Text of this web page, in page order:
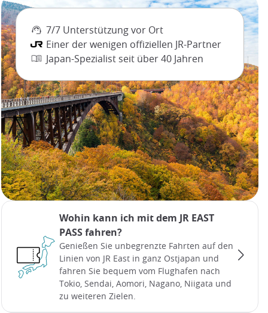
7/7 Unterstützung vor Ort
Einer der wenigen offiziellen JR-Partner
Japan-Spezialist seit über 40 Jahren
Wohin kann ich mit dem JR EAST
PASS fahren?
Genießen Sie unbegrenzte Fahrten auf den
Linien von JR East in ganz Ostjapan und
fahren Sie bequem vom Flughafen nach
Tokio, Sendai, Aomori, Nagano, Niigata und
zu weiteren Zielen.